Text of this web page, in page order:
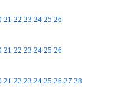
21 22 23 24 25 26
21 22 23 24 25 26
21 22 23 24 25 26 27 28